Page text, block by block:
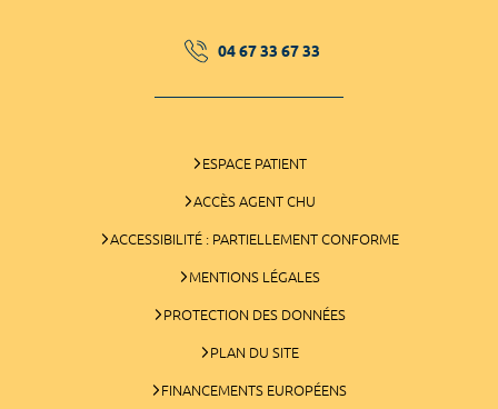
04 67 33 67 33
ESPACE PATIENT
ACCÈS AGENT CHU
ACCESSIBILITÉ : PARTIELLEMENT CONFORME
MENTIONS LÉGALES
PROTECTION DES DONNÉES
PLAN DU SITE
FINANCEMENTS EUROPÉENS